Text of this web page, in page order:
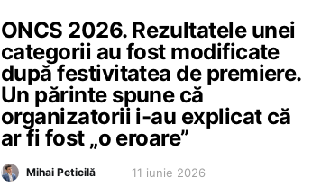
ONCS 2026. Rezultatele unei
categorii au fost modificate
după festivitatea de premiere.
Un părinte spune că
organizatorii i-au explicat că
ar fi fost „o eroare”
Mihai Peticilă 11 iunie 2026